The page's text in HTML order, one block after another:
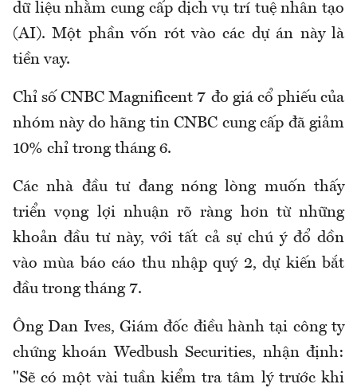
dữ liệu nhằm cung cấp dịch vụ trí tuệ nhân tạo
(AI). Một phần vốn rót vào các dự án này là
tiền vay.
Chỉ số CNBC Magnificent 7 đo giá cổ phiếu của
nhóm này do hãng tin CNBC cung cấp đã giảm
10% chỉ trong tháng 6.
Các nhà đầu tư đang nóng lòng muốn thấy
triển vọng lợi nhuận rõ ràng hơn từ những
khoản đầu tư này, với tất cả sự chú ý đổ dồn
vào mùa báo cáo thu nhập quý 2, dự kiến bắt
đầu trong tháng 7.
Ông Dan Ives, Giám đốc điều hành tại công ty
chứng khoán Wedbush Securities, nhận định:
"Sẽ có một vài tuần kiểm tra tâm lý trước khi